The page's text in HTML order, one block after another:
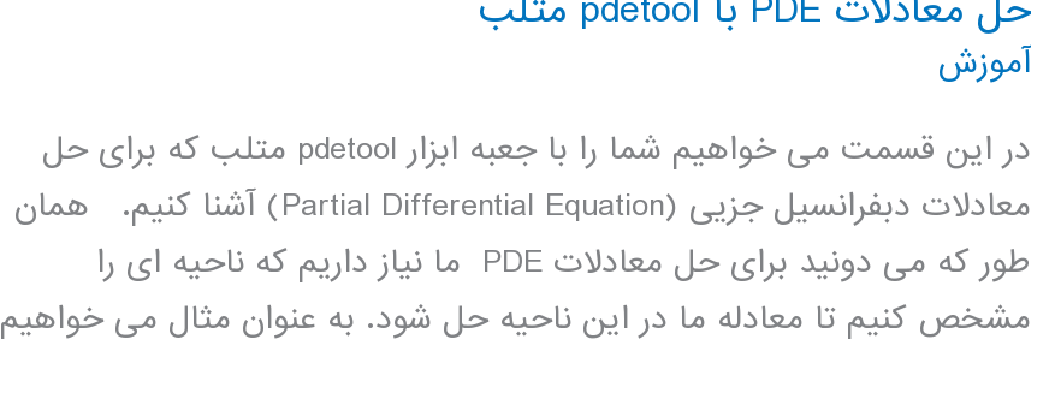
آموزش
در این قسمت می خواهیم شما را با جعبه ابزار pdetool متلب که برای حل
معادلات دبفرانسیل جزیی (Partial Differential Equation) آشنا کنیم. همان
طور که می دونید برای حل معادلات PDE ما نیاز داریم که ناحیه ای را
مشخص کنیم تا معادله ما در این ناحیه حل شود. به عنوان مثال می خواهیم